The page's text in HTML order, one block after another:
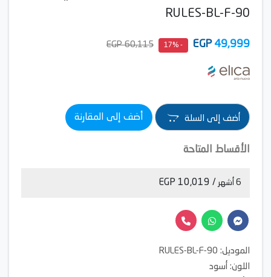
RULES-BL-F-90
49,999
EGP
- 17%
60,115 EGP
أضف إلى السلة أضف إلى المقارنة
الأقساط المتاحة
6 أشهر / 10,019 EGP
الموديل: RULES-BL-F-90
اللون: أسود